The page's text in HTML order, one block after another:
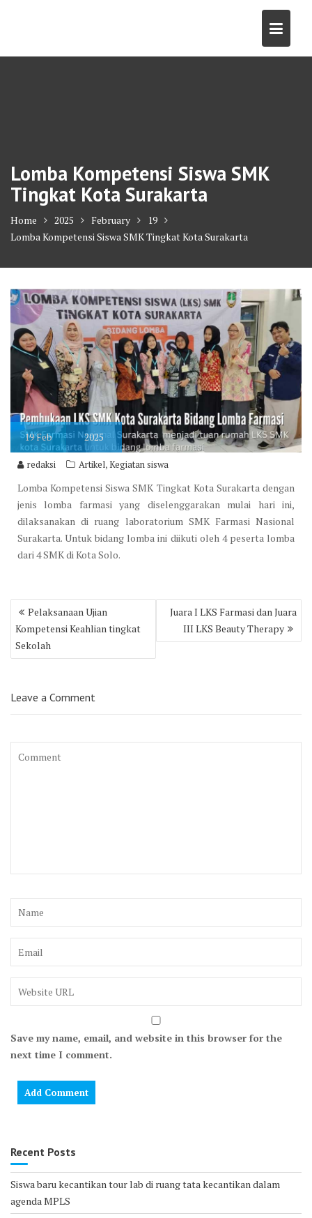
Lomba Kompetensi Siswa SMK
Tingkat Kota Surakarta
Home 2025 February
19
Lomba Kompetensi Siswa SMK Tingkat Kota Surakarta
19Feb 2025
redaksi Artikel,Kegiatan siswa
Lomba Kompetensi Siswa SMK Tingkat Kota Surakarta dengan
jenis lomba farmasi yang diselenggarakan mulai hari ini,
dilaksanakan di ruang laboratorium SMK Farmasi Nasional
Surakarta. Untuk bidang lomba ini diikuti oleh 4 peserta lomba
dari 4 SMK di Kota Solo.
Post
navigation
Pelaksanaan Ujian
Kompetensi Keahlian tingkat
Sekolah
Juara I LKS Farmasi dan Juara
III LKS Beauty Therapy
Leave a Comment
Save my name, email, and website in this browser for the
next time I comment.
Recent Posts
Siswa baru kecantikan tour lab di ruang tata kecantikan dalam
agenda MPLS